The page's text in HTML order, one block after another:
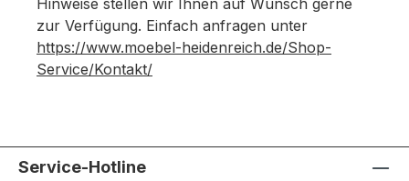
Hinweise stellen wir Ihnen auf Wunsch gerne
zur Verfügung. Einfach anfragen unter
https://www.moebel-heidenreich.de/Shop-
Service/Kontakt/
Service-Hotline